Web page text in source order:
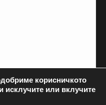
корисничкото
исклучите или вклучите